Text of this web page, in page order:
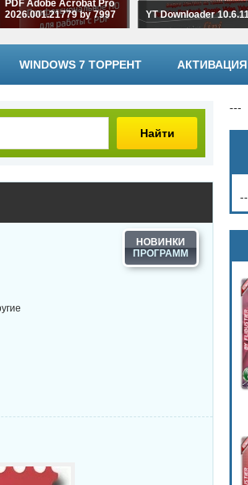
PDF Adobe Acrobat Pro
2026.001.21779 by 7997
YT Downloader
WINDOWS 7 ТОРРЕНТ АКТИВАЦИЯ
Найти
НОВИНКИ
---